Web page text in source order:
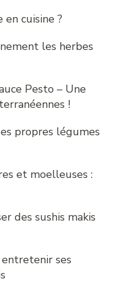
cuisine ?
les herbes
Pesto – Une
!
propres légumes
et moelleuses :
des sushis makis
ses